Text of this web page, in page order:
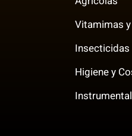
Vitamimas
Insecticidas
Higiene y